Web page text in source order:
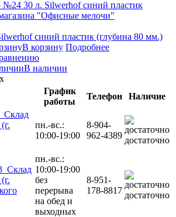
синий пластик (глубина 80 мм.)
В корзину Подробнее
В наличии
График
работы
Телефон
Наличие
пн.-вс.:
10:00-19:00
8-904-
962-4389 достаточно
пн.-вс.:
10:00-19:00
без
перерыва
на обед и
выходных
8-951-
178-8817 достаточно